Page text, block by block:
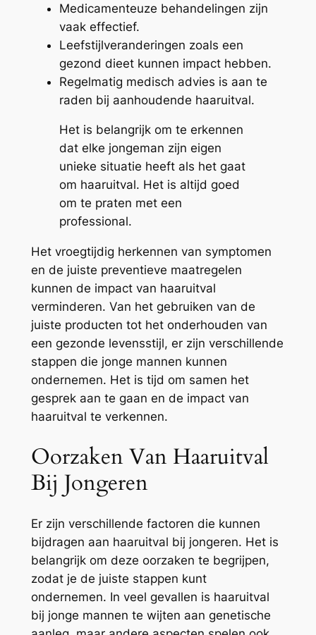
Medicamenteuze behandelingen zijn
vaak effectief.
Leefstijlveranderingen zoals een
gezond dieet kunnen impact hebben.
Regelmatig medisch advies is aan te
raden bij aanhoudende haaruitval.
Het is belangrijk om te erkennen
dat elke jongeman zijn eigen
unieke situatie heeft als het gaat
om haaruitval. Het is altijd goed
om te praten met een
professional.
Het vroegtijdig herkennen van symptomen
en de juiste preventieve maatregelen
kunnen de impact van haaruitval
verminderen. Van het gebruiken van de
juiste producten tot het onderhouden van
een gezonde levensstijl, er zijn verschillende
stappen die jonge mannen kunnen
ondernemen. Het is tijd om samen het
gesprek aan te gaan en de impact van
haaruitval te verkennen.
Oorzaken Van Haaruitval
Bij Jongeren
Er zijn verschillende factoren die kunnen
bijdragen aan haaruitval bij jongeren. Het is
belangrijk om deze oorzaken te begrijpen,
zodat je de juiste stappen kunt
ondernemen. In veel gevallen is haaruitval
bij jonge mannen te wijten aan genetische